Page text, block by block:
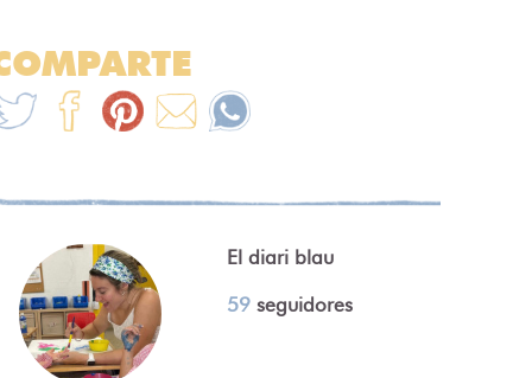
El diari blau
59 seguidores